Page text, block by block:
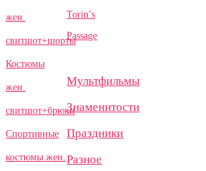
жен.
свитшот+шорты
Костюмы
жен.
свитшот+брюки
Спортивные
костюмы жен.
Torin’s
Passage
Мультфильмы
Знаменитости
Праздники
Разное